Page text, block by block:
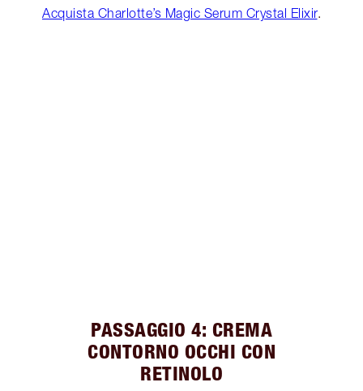
Acquista Charlotte’s Magic Serum Crystal Elixir.
PASSAGGIO 4: CREMA
CONTORNO OCCHI CON
RETINOLO